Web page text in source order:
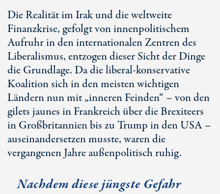
Die Realität im Irak und die weltweite
Finanzkrise, gefolgt von innenpolitischem
Aufruhr in den internationalen Zentren des
Liberalismus, entzogen dieser Sicht der Dinge
die Grundlage. Da die liberal-konservative
Koalition sich in den meisten wichtigen
Ländern nun mit „inneren Feinden“ – von den
gilets jaunes in Frankreich über die Brexiteers
in Großbritannien bis zu Trump in den USA –
auseinandersetzen musste, waren die
vergangenen Jahre außenpolitisch ruhig.
Nachdem diese jüngste Gefahr